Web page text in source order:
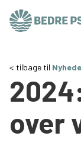
Tal og fakta
Om os
tilbage til
over